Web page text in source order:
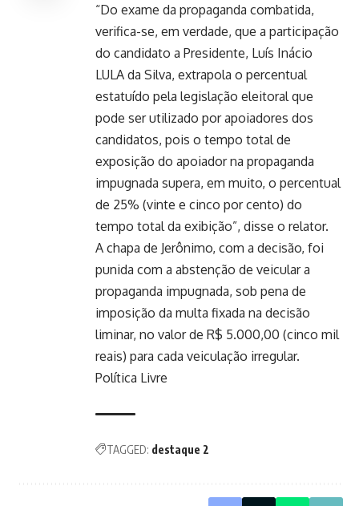
“Do exame da propaganda combatida,
verifica-se, em verdade, que a participação
do candidato a Presidente, Luís Inácio
LULA da Silva, extrapola o percentual
estatuído pela legislação eleitoral que
pode ser utilizado por apoiadores dos
candidatos, pois o tempo total de
exposição do apoiador na propaganda
impugnada supera, em muito, o percentual
de 25% (vinte e cinco por cento) do
tempo total da exibição”, disse o relator.
A chapa de Jerônimo, com a decisão, foi
punida com a abstenção de veicular a
propaganda impugnada, sob pena de
imposição da multa fixada na decisão
liminar, no valor de R$ 5.000,00 (cinco mil
reais) para cada veiculação irregular.
Política Livre
TAGGED: destaque 2